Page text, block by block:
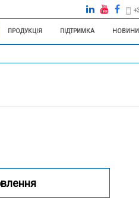
ПРОДУКЦІЯ ПІДТРИМКА НОВИНИ